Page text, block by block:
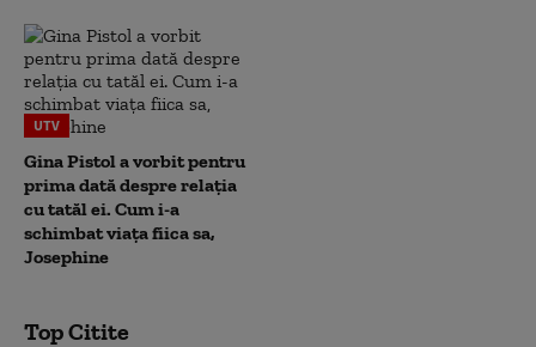
UTV
Gina Pistol a vorbit pentru
prima dată despre relația
cu tatăl ei. Cum i-a
schimbat viața fiica sa,
Josephine
Top Citite